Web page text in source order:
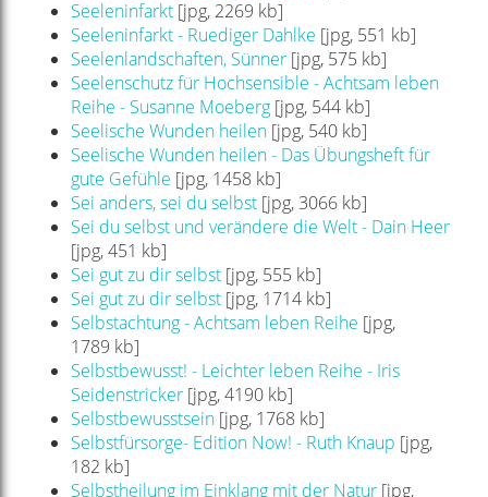
Seeleninfarkt[jpg, 2269 kb]
Seeleninfarkt - Ruediger Dahlke [jpg, 551 kb]
Seelenlandschaften, Sünner[jpg, 575 kb]
Seelenschutz für Hochsensible - Achtsam leben
Reihe - Susanne Moeberg[jpg, 544 kb]
Seelische Wunden heilen[jpg, 540 kb]
Seelische Wunden heilen - Das Übungsheft für
gute Gefühle [jpg, 1458 kb]
Sei anders, sei du selbst[jpg, 3066 kb]
Sei du selbst und verändere die Welt - Dain Heer
[jpg, 451 kb]
Sei gut zu dir selbst[jpg, 555 kb]
Sei gut zu dir selbst[jpg, 1714 kb]
Selbstachtung - Achtsam leben Reihe [jpg,
1789 kb]
Selbstbewusst! - Leichter leben Reihe - Iris
Seidenstricker[jpg, 4190 kb]
Selbstbewusstsein[jpg, 1768 kb]
Selbstfürsorge- Edition Now! - Ruth Knaup [jpg,
182 kb]
Selbstheilung im Einklang mit der Natur[jpg,